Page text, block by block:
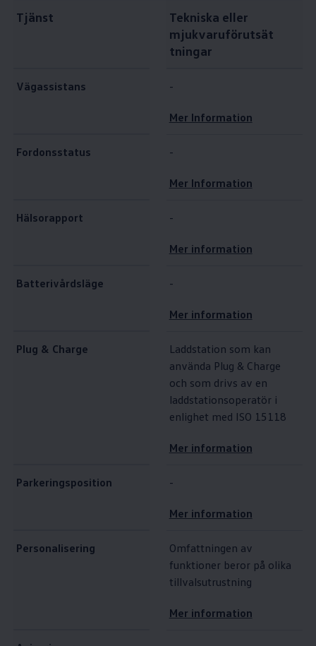
Tjänst
Tekniska eller
mjukvaruförutsät
tningar
Vägassistans -
Mer Information
Fordonsstatus -
Mer Information
Hälsorapport -
Mer information
Batterivårdsläge -
Mer information
Plug & Charge
Laddstation som kan
använda Plug & Charge
och som drivs av en
laddstationsoperatör i
enlighet med ISO 15118
Mer information
Parkeringsposition -
Mer information
Personalisering
Omfattningen av
funktioner beror på olika
tillvalsutrustning
Mer information